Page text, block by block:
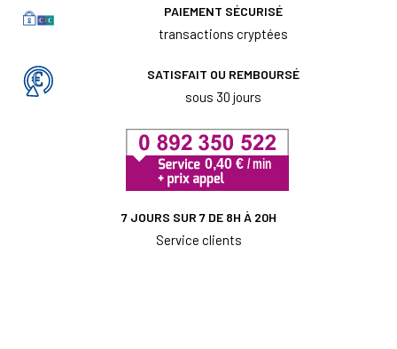
PAIEMENT SÉCURISÉ
transactions cryptées
SATISFAIT OU REMBOURSÉ
sous 30 jours
7 JOURS SUR 7 DE 8H À 20H
Service clients